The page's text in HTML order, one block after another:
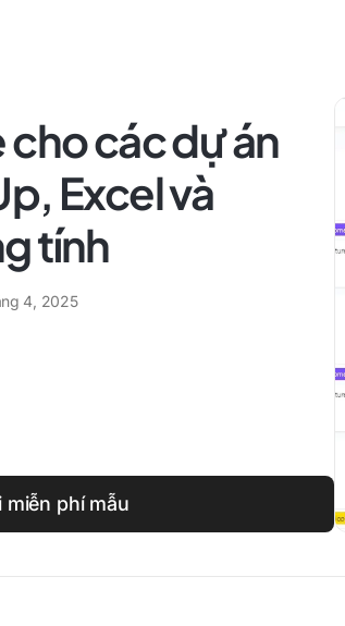
cho các dự án
Excel và
tính
4, 2025
miễn phí mẫu